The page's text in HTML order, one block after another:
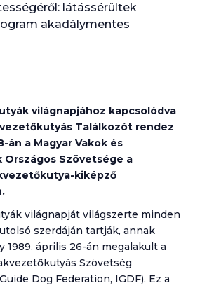
látássérültek
akadálymentes
világnapjához kapcsolódva
Találkozót rendez
án a Magyar Vakok és
Országos Szövetsége a
kiképző
világnapját világszerte minden
szerdáján tartják, annak
1989. április 26-án megalakult a
Szövetség
Dog Federation, IGDF). Ez a